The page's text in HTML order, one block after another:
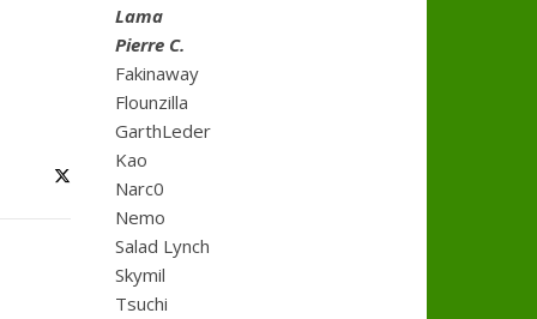
Lama
Pierre C.
Fakinaway
Flounzilla
GarthLeder
Kao
Narc0
Nemo
Salad Lynch
Skymil
Tsuchi